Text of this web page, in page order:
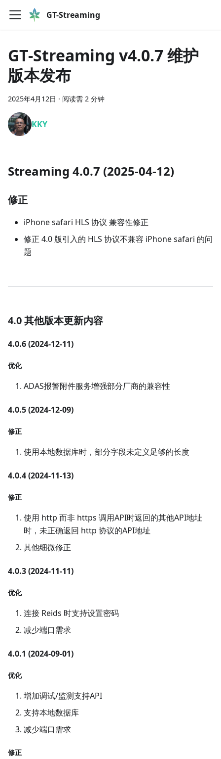
GT-Streaming
GT-Streaming v4.0.7 维护
版本发布
2025年4月12日 · 阅读需 2 分钟
KKY
Streaming 4.0.7 (2025-04-12)
修正
iPhone safari HLS 协议 兼容性修正
修正 4.0 版引入的 HLS 协议不兼容 iPhone safari 的问
题
4.0 其他版本更新内容
4.0.6 (2024-12-11)
优化
ADAS报警附件服务增强部分厂商的兼容性
4.0.5 (2024-12-09)
修正
使用本地数据库时，部分字段未定义足够的长度
4.0.4 (2024-11-13)
修正
使用 http 而非 https 调用API时返回的其他API地址
时，未正确返回 http 协议的API地址
其他细微修正
4.0.3 (2024-11-11)
优化
连接 Reids 时支持设置密码
减少端口需求
4.0.1 (2024-09-01)
优化
增加调试/监测支持API
支持本地数据库
减少端口需求
修正